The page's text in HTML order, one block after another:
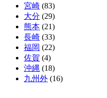
宮崎 (83)
大分 (29)
熊本 (21)
長崎 (33)
福岡 (22)
佐賀 (4)
沖縄 (18)
九州外 (16)